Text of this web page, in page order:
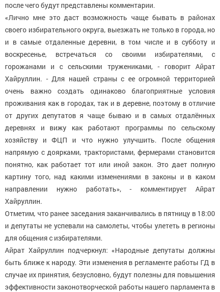
после чего будут представлены комментарии.
«Лично мне это даст возможность чаще бывать в районах
своего избирательного округа, выезжать не только в города, но
и в самые отдаленные деревни, в том числе и в субботу и
воскресенье, встречаться со своими избирателями, с
горожанами и с сельскими тружениками, - говорит Айрат
Хайруллин. - Для нашей страны с ее огромной территорией
очень важно создать одинаково благоприятные условия
проживания как в городах, так и в деревне, поэтому в отличие
от других депутатов я чаще бываю и в самых отдалённых
деревнях и вижу как работают программы по сельскому
хозяйству и ФЦП и что нужно улучшить. После общения
напрямую с доярками, трактористами, фермерами становится
понятно, как работает тот или иной закон. Это дает полную
картину того, над какими изменениями в законы и в каком
направлении нужно работать», - комментирует Айрат
Хайруллин.
Отметим, что ранее заседания заканчивались в пятницу в 18:00
и депутаты не успевали на самолеты, чтобы улететь в регионы
для общения с избирателями.
Айрат Хайруллин подчеркнул: «Народные депутаты должны
быть ближе к народу. Эти изменения в регламенте работы ГД в
случае их принятия, безусловно, будут полезны для повышения
эффективности законотворческой работы нашего парламента в